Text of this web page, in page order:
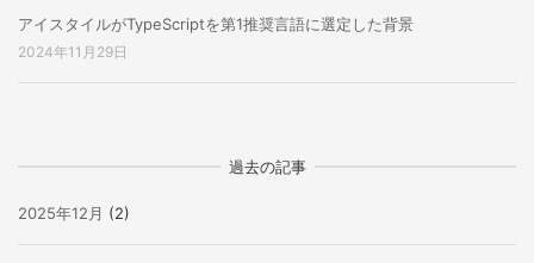
アイスタイルがTypeScriptを第1推奨言語に選定した背景
2024年11月29日
過去の記事
2025年12月 (2)